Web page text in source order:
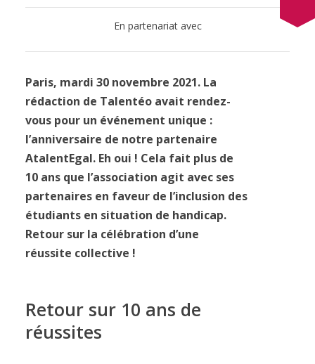
En partenariat avec
Paris, mardi 30 novembre 2021. La
rédaction de Talentéo avait rendez-
vous pour un événement unique :
l’anniversaire de notre partenaire
AtalentEgal. Eh oui ! Cela fait plus de
10 ans que l’association agit avec ses
partenaires en faveur de l’inclusion des
étudiants en situation de handicap.
Retour sur la célébration d’une
réussite collective !
Retour sur 10 ans de
réussites